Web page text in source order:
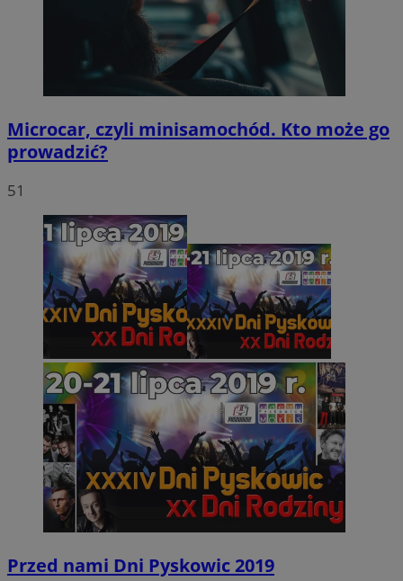
Microcar, czyli minisamochód. Kto może go
prowadzić?
51
Przed nami Dni Pyskowic 2019